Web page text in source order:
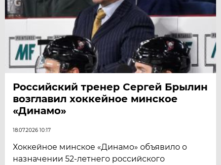
Российский тренер Сергей Брылин
возглавил хоккейное минское
«Динамо»
18.07.2026 10:17
Хоккейное минское «Динамо» объявило о
назначении 52-летнего российского